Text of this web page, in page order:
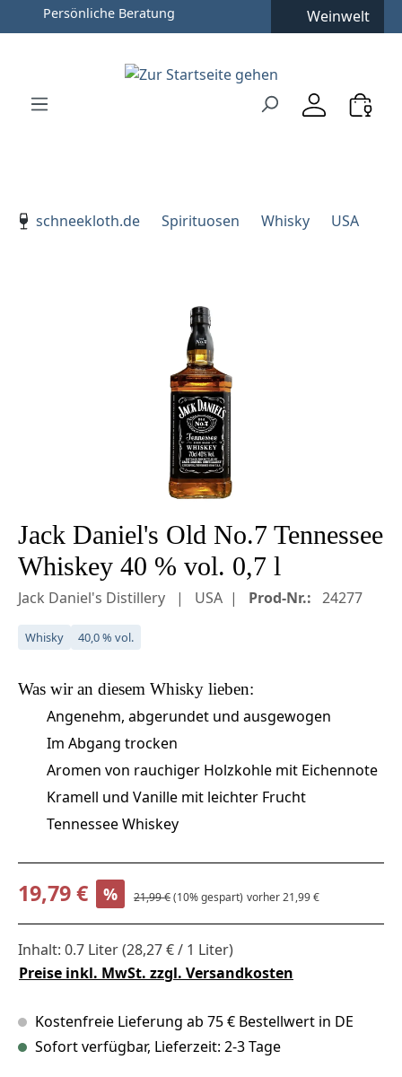
Zum Hauptinhalt springen
Zur Hauptnavigation springen
Persönliche Beratung Weinwelt
schneekloth.de
Spirituosen Whisky USA
Bildergalerie überspringen
Jack Daniel's Old No.7 Tennessee
Whiskey 40 % vol. 0,7 l
Jack Daniel's Distillery USA Prod-Nr.: 24277
Whisky 40,0 % vol.
Was wir an diesem Whisky lieben:
Angenehm, abgerundet und ausgewogen
Im Abgang trocken
Aromen von rauchiger Holzkohle mit Eichennote
Kramell und Vanille mit leichter Frucht
Tennessee Whiskey
Verkaufspreis:
19,79 € % Regulärer Preis:
21,99 €(10% gespart) vorher 21,99 €
Inhalt: 0.7 Liter(28,27 € / 1 Liter)
Preise inkl. MwSt. zzgl. Versandkosten
Kostenfreie Lieferung ab 75 € Bestellwert in DE
Sofort verfügbar, Lieferzeit: 2-3 Tage